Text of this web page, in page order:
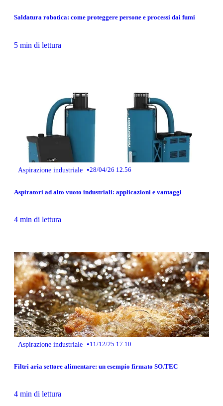
Saldatura robotica: come proteggere persone e processi dai fumi
5 min di lettura
Aspirazione industriale •28/04/26 12.56
Aspiratori ad alto vuoto industriali: applicazioni e vantaggi
4 min di lettura
Aspirazione industriale •11/12/25 17.10
Filtri aria settore alimentare: un esempio firmato SO.TEC
4 min di lettura